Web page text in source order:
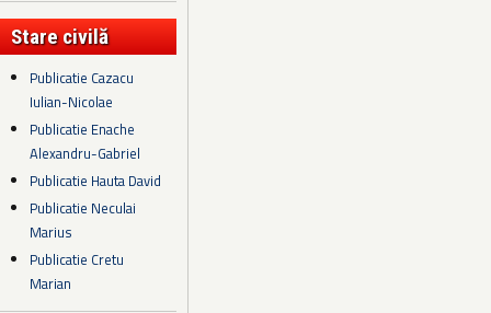
Stare civilă
Publicatie Cazacu
Iulian-Nicolae
Publicatie Enache
Alexandru-Gabriel
Publicatie Hauta David
Publicatie Neculai
Marius
Publicatie Cretu
Marian